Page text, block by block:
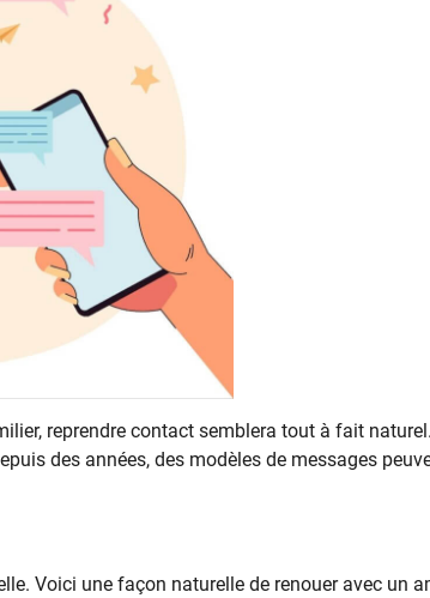
reprendre contact semblera tout à fait
des années, des modèles de messages
Voici une façon naturelle de renouer avec un